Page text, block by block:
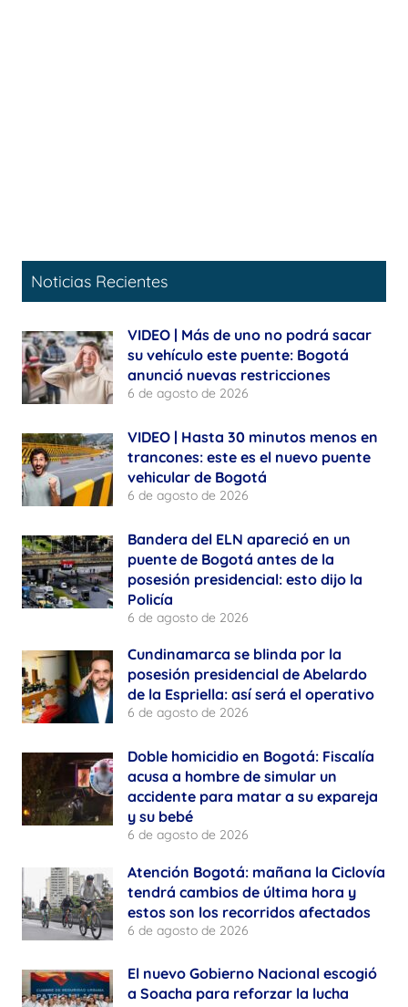
Noticias Recientes
VIDEO | Más de uno no podrá sacar
su vehículo este puente: Bogotá
anunció nuevas restricciones
6 de agosto de 2026
VIDEO | Hasta 30 minutos menos en
trancones: este es el nuevo puente
vehicular de Bogotá
6 de agosto de 2026
Bandera del ELN apareció en un
puente de Bogotá antes de la
posesión presidencial: esto dijo la
Policía
6 de agosto de 2026
Cundinamarca se blinda por la
posesión presidencial de Abelardo
de la Espriella: así será el operativo
6 de agosto de 2026
Doble homicidio en Bogotá: Fiscalía
acusa a hombre de simular un
accidente para matar a su expareja
y su bebé
6 de agosto de 2026
Atención Bogotá: mañana la Ciclovía
tendrá cambios de última hora y
estos son los recorridos afectados
6 de agosto de 2026
El nuevo Gobierno Nacional escogió
a Soacha para reforzar la lucha